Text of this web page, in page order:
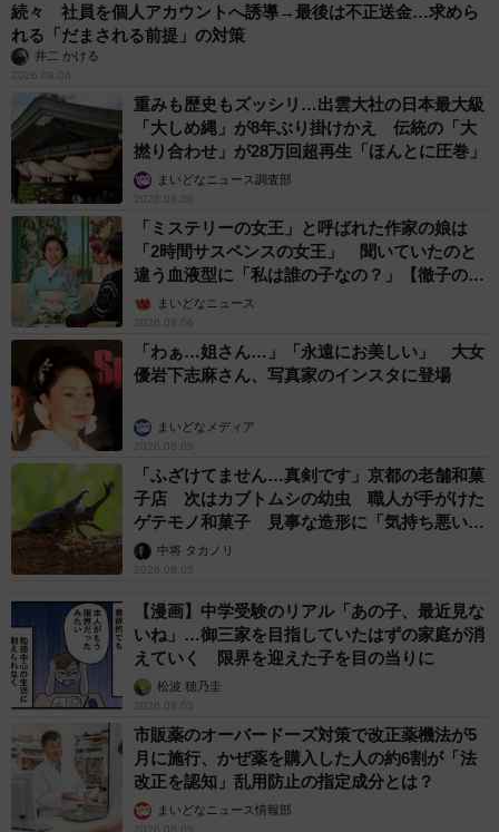
続々 社員を個人アカウントへ誘導→最後は不正送金…求めら
れる「だまされる前提」の対策
井二 かける
2026.08.06
重みも歴史もズッシリ…出雲大社の日本最大級
「大しめ縄」が8年ぶり掛けかえ 伝統の「大
撚り合わせ」が28万回超再生「ほんとに圧巻」
まいどなニュース調査部
2026.08.06
「ミステリーの女王」と呼ばれた作家の娘は
「2時間サスペンスの女王」 聞いていたのと
違う血液型に「私は誰の子なの？」【徹子の部
屋】まいどなニュース
2026.08.06
「わぁ…姐さん…」「永遠にお美しい」 大女
優岩下志麻さん、写真家のインスタに登場
まいどなメディア
2026.08.05
「ふざけてません…真剣です」京都の老舗和菓
子店 次はカブトムシの幼虫 職人が手がけた
ゲテモノ和菓子 見事な造形に「気持ち悪いく
らいリアル」
中将 タカノリ
2026.08.05
【漫画】中学受験のリアル「あの子、最近見な
いね」…御三家を目指していたはずの家庭が消
えていく 限界を迎えた子を目の当りに
松波 穂乃圭
2026.08.05
市販薬のオーバードーズ対策で改正薬機法が5
月に施行、かぜ薬を購入した人の約6割が「法
改正を認知」乱用防止の指定成分とは？
まいどなニュース情報部
2026.08.05